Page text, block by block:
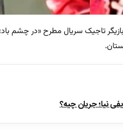
تاجیک سریال مطرح «در چشم
نیا؛ جریان چیه؟